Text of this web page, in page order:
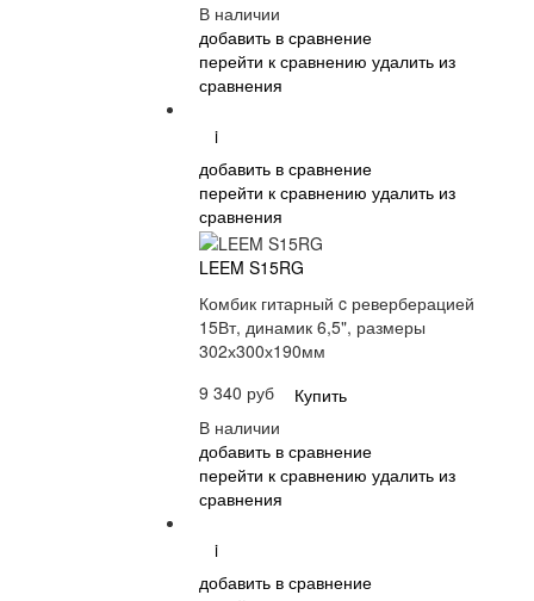
В наличии
добавить в сравнение
перейти к сравнению удалить из
сравнения
i
добавить в сравнение
перейти к сравнению удалить из
сравнения
LEEM S15RG
Комбик гитарный c реверберацией
15Вт, динамик 6,5", размеры
302х300х190мм
9 340 руб
Купить
В наличии
добавить в сравнение
перейти к сравнению удалить из
сравнения
i
добавить в сравнение